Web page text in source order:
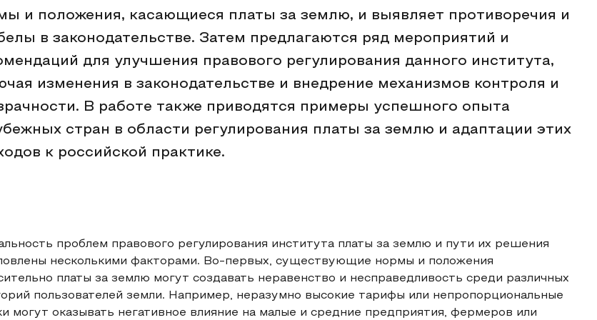
и положения, касающиеся платы за землю, и выявляет противоречия и
в законодательстве. Затем предлагаются ряд мероприятий и
для улучшения правового регулирования данного института,
изменения в законодательстве и внедрение механизмов контроля и
В работе также приводятся примеры успешного опыта
стран в области регулирования платы за землю и адаптации этих
к российской практике.
проблем правового регулирования института платы за землю и пути их решения
несколькими факторами. Во-первых, существующие нормы и положения
платы за землю могут создавать неравенство и несправедливость среди различных
пользователей земли. Например, неразумно высокие тарифы или непропорциональные
могут оказывать негативное влияние на малые и средние предприятия, фермеров или